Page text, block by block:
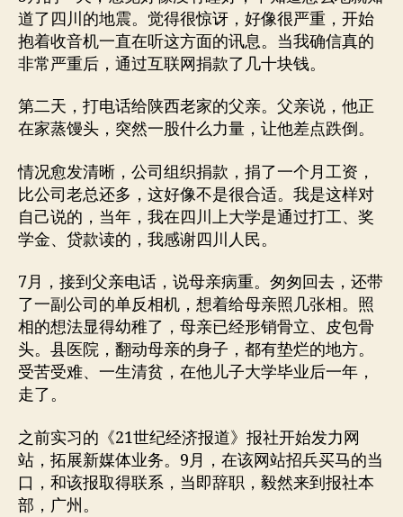
道了四川的地震。觉得很惊讶，好像很严重，开始
抱着收音机一直在听这方面的讯息。当我确信真的
非常严重后，通过互联网捐款了几十块钱。
第二天，打电话给陕西老家的父亲。父亲说，他正
在家蒸馒头，突然一股什么力量，让他差点跌倒。
情况愈发清晰，公司组织捐款，捐了一个月工资，
比公司老总还多，这好像不是很合适。我是这样对
自己说的，当年，我在四川上大学是通过打工、奖
学金、贷款读的，我感谢四川人民。
7月，接到父亲电话，说母亲病重。匆匆回去，还带
了一副公司的单反相机，想着给母亲照几张相。照
相的想法显得幼稚了，母亲已经形销骨立、皮包骨
头。县医院，翻动母亲的身子，都有垫烂的地方。
受苦受难、一生清贫，在他儿子大学毕业后一年，
走了。
之前实习的《21世纪经济报道》报社开始发力网
站，拓展新媒体业务。9月，在该网站招兵买马的当
口，和该报取得联系，当即辞职，毅然来到报社本
部，广州。